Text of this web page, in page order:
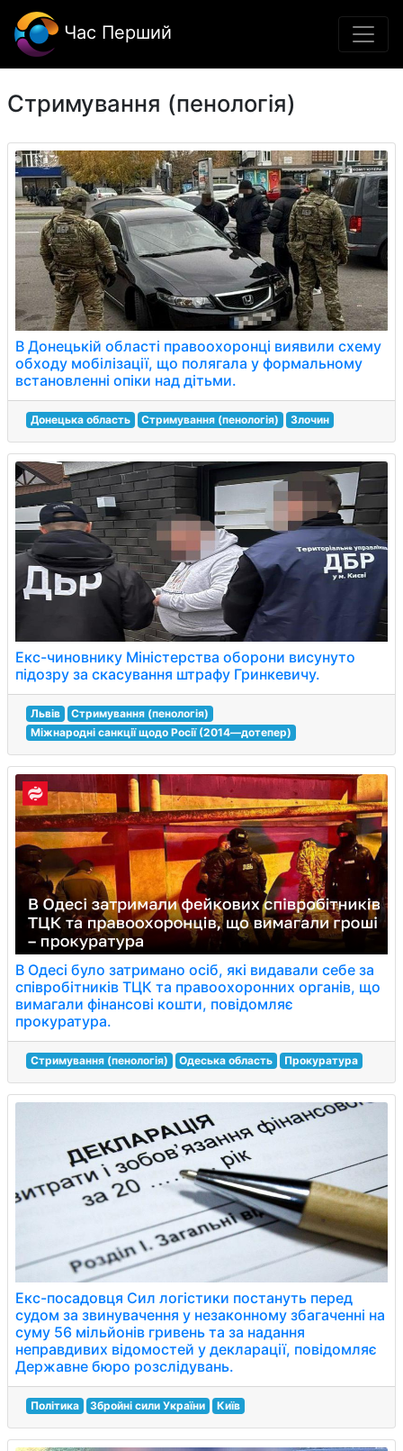
Час Перший
Стримування (пенологія)
В Донецькій області правоохоронці виявили схему
обходу мобілізації, що полягала у формальному
встановленні опіки над дітьми.
Донецька область Стримування (пенологія) Злочин
Екс-чиновнику Міністерства оборони висунуто
підозру за скасування штрафу Гринкевичу.
Львів
Стримування (пенологія)
Міжнародні санкції щодо Росії (2014—дотепер)
В Одесі було затримано осіб, які видавали себе за
співробітників ТЦК та правоохоронних органів, що
вимагали фінансові кошти, повідомляє
прокуратура.
Стримування (пенологія) Одеська область Прокуратура
Екс-посадовця Сил логістики постануть перед
судом за звинувачення у незаконному збагаченні на
суму 56 мільйонів гривень та за надання
неправдивих відомостей у декларації, повідомляє
Державне бюро розслідувань.
Політика Збройні сили України Київ